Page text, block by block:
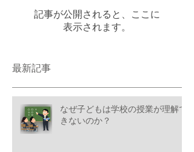
記事が公開されると、ここに
表示されます。
最新記事
なぜ子どもは学校の授業が理解で
きないのか？